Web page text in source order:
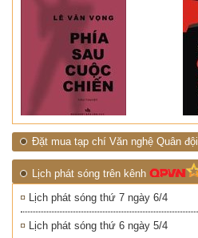
Đặt mua tạp chí Văn nghệ Quân đội
Lịch phát sóng trên kênh
Lịch phát sóng thứ 7 ngày 6/4
Lịch phát sóng thứ 6 ngày 5/4